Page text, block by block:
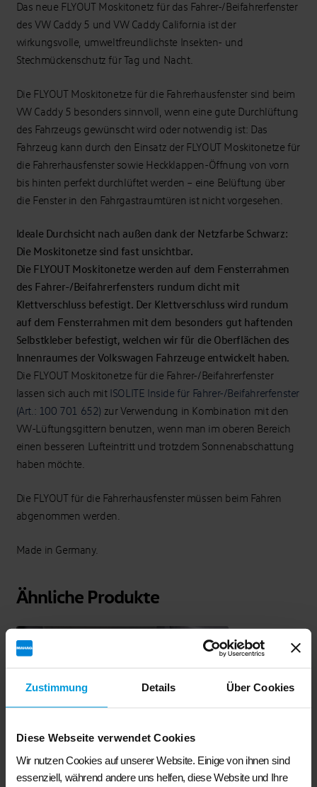
Zustimmung Details Über Cookies
Diese Webseite verwendet Cookies
Wir nutzen Cookies auf unserer Website. Einige von ihnen sind
essenziell, während andere uns helfen, diese Website und Ihre
Das neue FLYOUT Moskitonetz für das Fahrer-/Beifahrerfenster
des VW Caddy 5 und VW Caddy California ist der
wirkungsvolle, umweltfreundlichste Insekten- und
Stechmückenschutz für Tag und Nacht.
Die FLYOUT Moskitonetze für die Fahrerhausfenster sind beim
VW Caddy 5 besonders sinnvoll, wenn eine gute Durchlüftung
des Fahrzeugs gewünscht wird oder notwendig ist: Das
Fahrzeug kann durch den Einsatz der FLYOUT Moskitonetze für
die Fahrerhausfenster sowie Heckklappen-Öffnung von vorn
bis hinten perfekt durchlüftet werden – eine Belüftung über
die Fenster in den Fahrgastraumtüren ist nicht vorgesehen.
Ideale Durchsicht nach außen dank der Netzfarbe Schwarz:
Die Moskitonetze sind fast unsichtbar.
Die FLYOUT Moskitonetze werden auf dem Fensterrahmen
des Fahrer-/Beifahrerfensters rundum dicht mit
Klettverschluss befestigt. Der Klettverschluss wird rundum
auf dem Fensterrahmen mit dem besonders gut haftenden
Selbstkleber befestigt, welchen wir für die Oberflächen des
Innenraumes der Volkswagen Fahrzeuge entwickelt haben.
Die FLYOUT Moskitonetze für die Fahrer-/Beifahrerfenster
lassen sich auch mit ISOLITE Inside für Fahrer-/Beifahrerfenster
(Art.: 100 701 652) zur Verwendung in Kombination mit den
VW-Lüftungsgittern benutzen, wenn man im oberen Bereich
einen besseren Lufteintritt und trotzdem Sonnenabschattung
haben möchte.
Die FLYOUT für die Fahrerhausfenster müssen beim Fahren
abgenommen werden.
Made in Germany.
Ähnliche Produkte